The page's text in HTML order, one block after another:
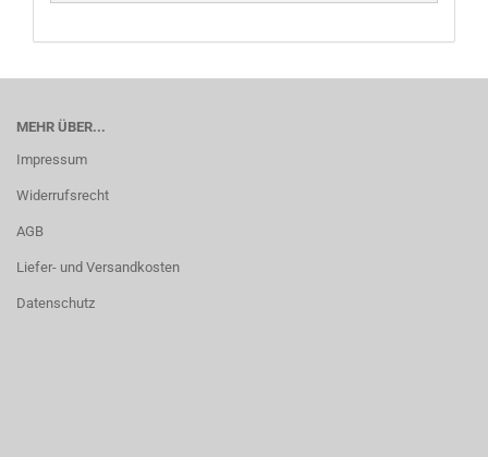
MEHR ÜBER...
Impressum
Widerrufsrecht
AGB
Liefer- und Versandkosten
Datenschutz